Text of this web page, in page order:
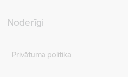
Noderīgi
Privātuma politika